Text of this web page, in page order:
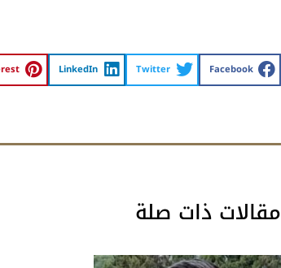
Facebook
Twitter
LinkedIn
مقالات ذات صلة